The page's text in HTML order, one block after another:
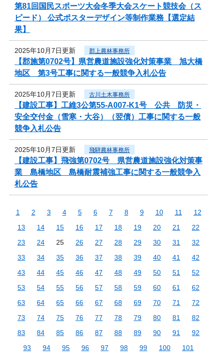
第81回国民スポーツ大会冬季大会スケート競技会（ス
ピード） 公式ポスターデザイン等制作業務【選定結
果】
2025年10月7日更新 郡上農林事務所
【郡施第0702号】県営農道施設強化対策事業 旭大橋
地区 第3号工事に関する一般競争入札公告
2025年10月7日更新 古川土木事務所
【建設工事】工維3公第55-A007-K1号 公共 防災・
安全交付金（雪寒・大谷）（翌債）工事に関する一般
競争入札公告
2025年10月7日更新 飛騨農林事務所
【建設工事】飛強第0702号 県営農道施設強化対策事
業 島橋地区 島橋耐震補強工事に関する一般競争入
札公告
1 2 3 4 5 6 7 8 9 10 11
12
13
14 15 16 17 18 19 20 21
22
23
24 25 26 27 28 29 30 31
32
33
34 35 36 37 38 39 40 41
42
43
44 45 46 47 48 49 50 51
52
53
54 55 56 57 58 59 60 61
62
63
64 65 66 67 68 69 70 71
72
73
74 75 76 77 78 79 80 81
82
83
84 85 86 87 88 89 90 91
92
93
94 95 96 97 98 99 100
101